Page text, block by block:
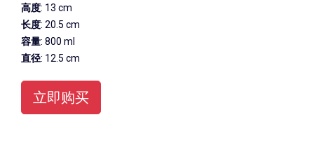
高度: 13 cm
长度: 20.5 cm
容量: 800 ml
直径: 12.5 cm
立即购买